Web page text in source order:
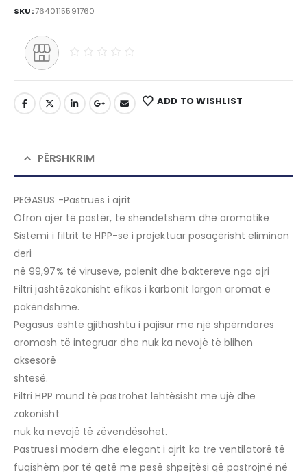
SKU:7640115591760
ADD TO WISHLIST
PËRSHKRIM
PEGASUS -Pastrues i ajrit
Ofron ajër të pastër, të shëndetshëm dhe aromatike
Sistemi i filtrit të HPP-së i projektuar posaçërisht eliminon
deri
në 99,97% të viruseve, polenit dhe baktereve nga ajri
Filtri jashtëzakonisht efikas i karbonit largon aromat e
pakëndshme.
Pegasus është gjithashtu i pajisur me një shpërndarës
aromash të integruar dhe nuk ka nevojë të blihen
aksesorë
shtesë.
Filtri HPP mund të pastrohet lehtësisht me ujë dhe
zakonisht
nuk ka nevojë të zëvendësohet.
Pastruesi modern dhe elegant i ajrit ka tre ventilatorë të
fuqishëm por të qetë me pesë shpejtësi që pastrojnë në